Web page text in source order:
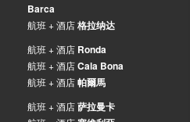
Barca
航班 + 酒店格拉纳达
航班 + 酒店 Ronda
航班 + 酒店Cala Bona
航班 + 酒店帕爾馬
航班 + 酒店萨拉曼卡